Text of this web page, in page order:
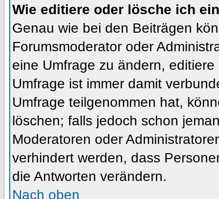
Wie editiere oder lösche ich
Genau wie bei den Beiträgen
Forumsmoderator oder
eine Umfrage zu ändern,
Umfrage ist immer damit
Umfrage teilgenommen hat,
löschen; falls jedoch schon
Moderatoren oder
verhindert werden, dass
die Antworten verändern.
Nach oben